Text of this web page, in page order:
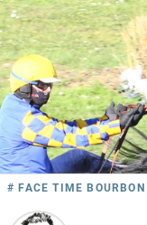
# FACE TIME BOURBON